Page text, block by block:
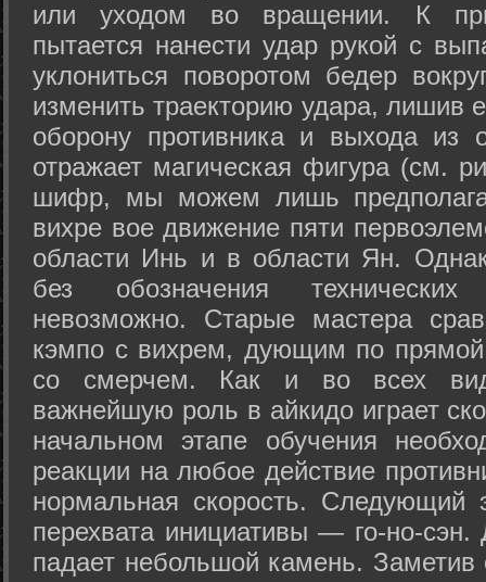
или уходом во вращении. К
пытается нанести удар рукой с
уклониться поворотом бедер
изменить траекторию удара, лишив
оборону противника и выхода из
отражает магическая фигура (см.
шифр, мы можем лишь
вихре вое движение пяти
области Инь и в области Ян.
без обозначения
невозможно. Старые мастера
кэмпо с вихрем, дующим по
со смерчем. Как и во всех
важнейшую роль в айкидо играет
начальном этапе обучения
реакции на любое действие
нормальная скорость.
перехвата инициативы — го-но-
падает небольшой камень.